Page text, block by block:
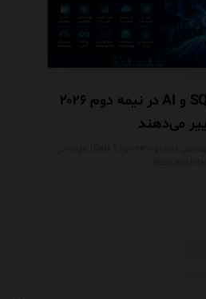
۱۰ ترند مهم SQL، BI و AI در نیمه دوم ۲۰۲۶
می‌دهند